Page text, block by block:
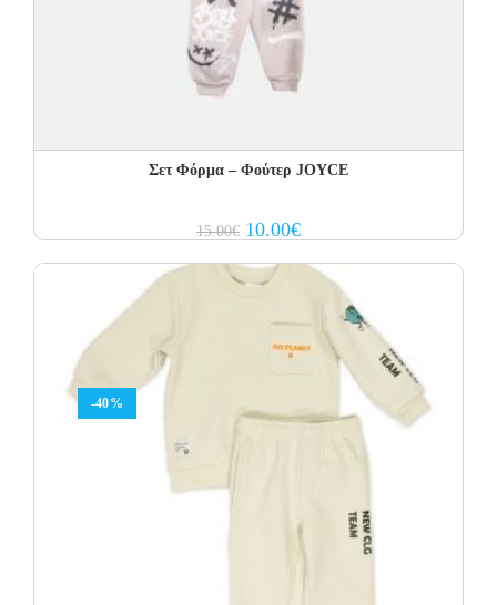
Σετ Φόρμα – Φούτερ JOYCE
15.00€ Original
price
15.00€.
10.00€Current
price
10.00€.
-40%